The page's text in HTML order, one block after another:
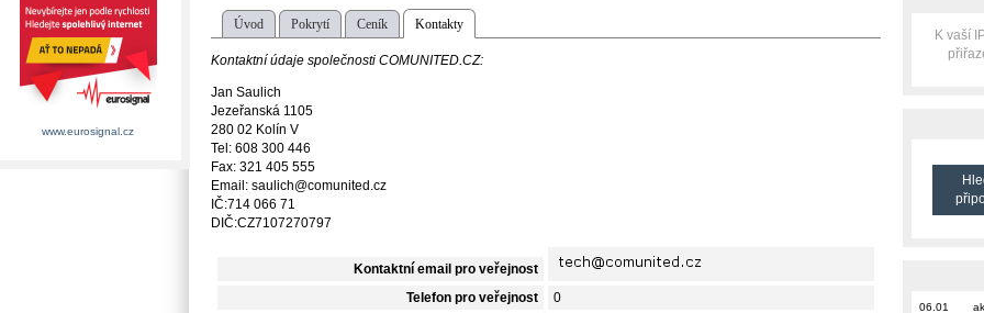
Úvod Pokrytí Ceník Kontakty
Kontaktní údaje společnosti COMUNITED.CZ:
Jan Saulich
Jezeřanská 1105
280 02 Kolín V
Tel: 608 300 446
Fax: 321 405 555
Email: saulich@comunited.cz
IČ:714 066 71
DIČ:CZ7107270797
Kontaktní email pro veřejnost
Telefon pro veřejnost 0
K vaší
06.01
www.eurosignal.cz